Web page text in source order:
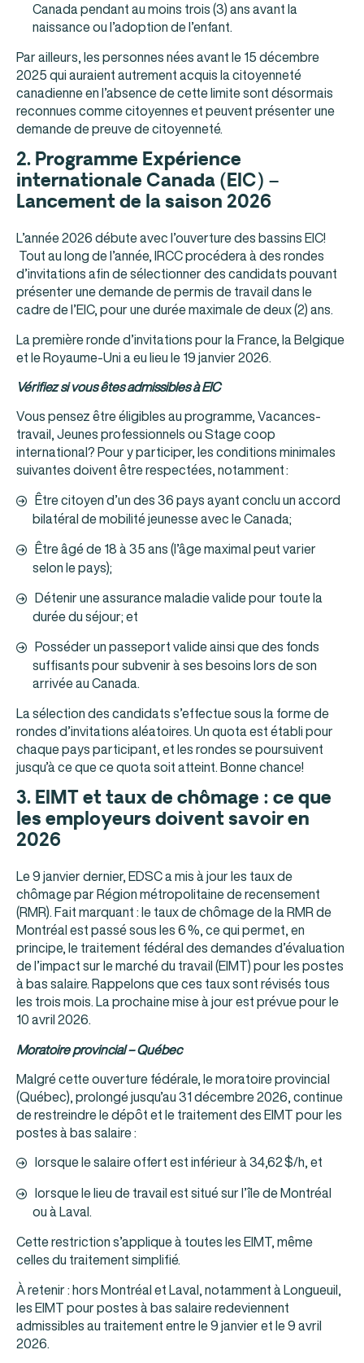
Canada pendant au moins trois (3) ans avant la
naissance ou l’adoption de l’enfant.
Par ailleurs, les personnes nées avant le 15 décembre
2025 qui auraient autrement acquis la citoyenneté
canadienne en l’absence de cette limite sont désormais
reconnues comme citoyennes et peuvent présenter une
demande de preuve de citoyenneté.
2.Programme Expérience
internationale Canada (EIC) –
Lancement de la saison 2026
L’année 2026 débute avec l’ouverture des bassins EIC!
Tout au long de l’année, IRCC procédera à des rondes
d’invitations afin de sélectionner des candidats pouvant
présenter une demande de permis de travail dans le
cadre de l’EIC, pour une durée maximale de deux (2) ans.
La première ronde d’invitations pour la France, la Belgique
et le Royaume‑Uni a eu lieu le 19 janvier 2026.
Vérifiez si vous êtes admissibles à EIC
Vous pensez être éligibles au programme, Vacances-
travail, Jeunes professionnels ou Stage coop
international? Pour y participer, les conditions minimales
suivantes doivent être respectées, notamment :
Être citoyen d’un des 36 pays ayant conclu un accord
bilatéral de mobilité jeunesse avec le Canada;
Être âgé de 18 à 35 ans (l’âge maximal peut varier
selon le pays);
Détenir une assurance maladie valide pour toute la
durée du séjour; et
Posséder un passeport valide ainsi que des fonds
suffisants pour subvenir à ses besoins lors de son
arrivée au Canada.
La sélection des candidats s’effectue sous la forme de
rondes d’invitations aléatoires. Un quota est établi pour
chaque pays participant, et les rondes se poursuivent
jusqu’à ce que ce quota soit atteint. Bonne chance!
3.EIMT et taux de chômage : ce que
les employeurs doivent savoir en
2026
Le 9 janvier dernier, EDSC a mis à jour les taux de
chômage par Région métropolitaine de recensement
(RMR). Fait marquant : le taux de chômage de la RMR de
Montréal est passé sous les 6 %, ce qui permet, en
principe, le traitement fédéral des demandes d’évaluation
de l’impact sur le marché du travail (EIMT) pour les postes
à bas salaire. Rappelons que ces taux sont révisés tous
les trois mois. La prochaine mise à jour est prévue pour le
10 avril 2026.
Moratoire provincial – Québec
Malgré cette ouverture fédérale, le moratoire provincial
(Québec), prolongé jusqu’au 31 décembre 2026, continue
de restreindre le dépôt et le traitement des EIMT pour les
postes à bas salaire :
lorsque le salaire offert est inférieur à 34,62 $/h, et
lorsque le lieu de travail est situé sur l’île de Montréal
ou à Laval.
Cette restriction s’applique à toutes les EIMT, même
celles du traitement simplifié.
À retenir : hors Montréal et Laval, notamment à Longueuil,
les EIMT pour postes à bas salaire redeviennent
admissibles au traitement entre le 9 janvier et le 9 avril
2026.